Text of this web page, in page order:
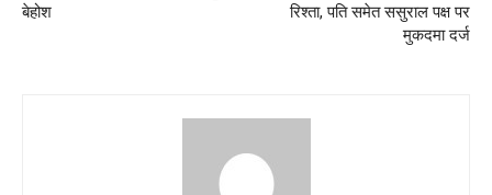
बेहोश
रिश्ता, पति समेत ससुराल पक्ष पर
मुकदमा दर्ज